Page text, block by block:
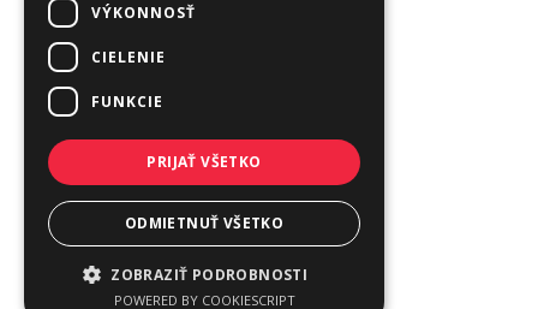
VÝKONNOSŤ
CIELENIE
FUNKCIE
PRIJAŤ VŠETKO
ODMIETNUŤ VŠETKO
ZOBRAZIŤ PODROBNOSTI
POWERED BY COOKIESCRIPT